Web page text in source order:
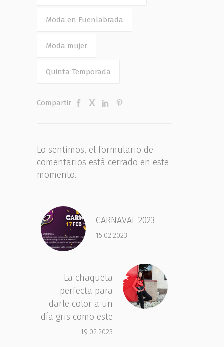
Moda en Fuenlabrada
Moda mujer
Quinta Temporada
Compartir
Lo sentimos, el formulario de
comentarios está cerrado en este
momento.
CARNAVAL 2023
15.02.2023
La chaqueta
perfecta para
darle color a un
día gris como este
19.02.2023